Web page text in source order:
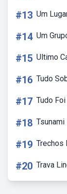
#13 Um
#14 Um
#15 Ultimo
#16 Tudo
#17 Tudo
#18 Tsunami
#19 Trechos
#20 Trava